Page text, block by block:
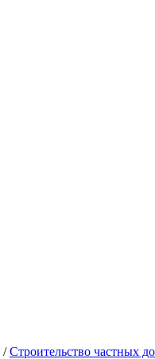
/Строительство частных